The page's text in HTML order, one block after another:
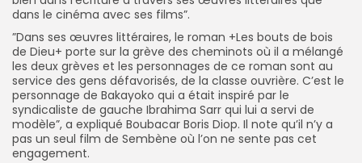
dans le cinéma avec ses films”.
”Dans ses œuvres littéraires, le roman +Les bouts de bois
de Dieu+ porte sur la grève des cheminots où il a mélangé
les deux grèves et les personnages de ce roman sont au
service des gens défavorisés, de la classe ouvrière. C’est le
personnage de Bakayoko qui a était inspiré par le
syndicaliste de gauche Ibrahima Sarr qui lui a servi de
modèle”, a expliqué Boubacar Boris Diop. Il note qu’il n’y a
pas un seul film de Sembène où l’on ne sente pas cet
engagement.